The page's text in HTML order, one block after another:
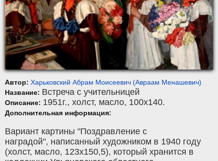
Автор: Харьковский Абрам Моисеевич (Авраам Менашевич)
Название: Встреча с учительницей
Описание: 1951г., холст, масло, 100x140.
Дополнительная информация:
Вариант картины "Поздравление с
наградой", написанный художником в 1940 году
(холст, масло, 123х150,5), который хранится в